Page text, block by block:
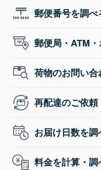
郵便番号を調べ
郵便局・ATM
荷物のお問い合
再配達のご依頼
お届け日数を調
料金を計算・調